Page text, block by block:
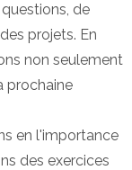
de
projets. En
non seulement
prochaine
en l'importance
des exercices